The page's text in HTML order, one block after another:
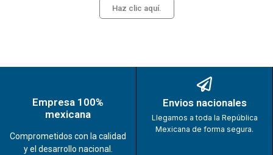
Haz clic aquí.
Empresa 100%
mexicana
Comprometidos con la calidad
y el desarrollo nacional.
Envios nacionales
Llegamos a toda la República
Mexicana de forma segura.